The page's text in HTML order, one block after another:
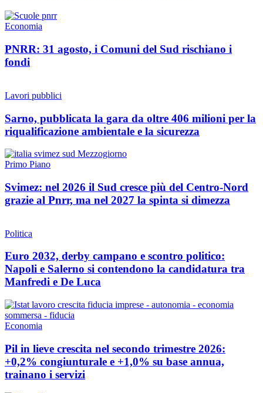
Economia
PNRR: 31 agosto, i Comuni del Sud rischiano i
fondi
Lavori pubblici
Sarno, pubblicata la gara da oltre 406 milioni per la
riqualificazione ambientale e la sicurezza
Primo Piano
Svimez: nel 2026 il Sud cresce più del Centro-Nord
grazie al Pnrr, ma nel 2027 la spinta si dimezza
Politica
Euro 2032, derby campano e scontro politico:
Napoli e Salerno si contendono la candidatura tra
Manfredi e De Luca
Economia
Pil in lieve crescita nel secondo trimestre 2026:
+0,2% congiunturale e +1,0% su base annua,
trainano i servizi